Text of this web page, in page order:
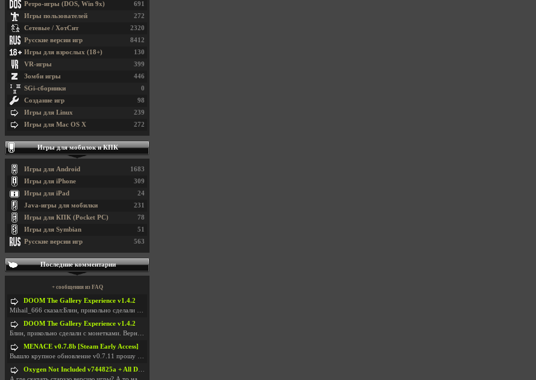
691
Ретро-игры (DOS, Win 9x)
272
Игры пользователей
2320
Сетевые / ХотСит
8412
Русские версии игр
130
Игры для взрослых (18+)
399
VR-игры
446
Зомби игры
0
SGi-сборники
98
Создание игр
239
Игры для Linux
272
Игры для Mac OS X
Игры для мобилок и КПК
1683
Игры для Android
309
Игры для iPhone
24
Игры для iPad
231
Java-игры для мобилки
78
Игры для КПК (Pocket PC)
51
Игры для Symbian
563
Русские версии игр
Последние комментарии
+ сообщения из FAQ
DOOM The Gallery Experience v1.4.2
Mihail_666 сказал:Блин, прикольно сделали с монетк
DOOM The Gallery Experience v1.4.2
Блин, прикольно сделали с монетками. Вернулся в св
MENACE v0.7.8b [Steam Early Access]
Вышло крупное обновление v0.7.11 прошу обновить
Oxygen Not Included v744825a + All DLC